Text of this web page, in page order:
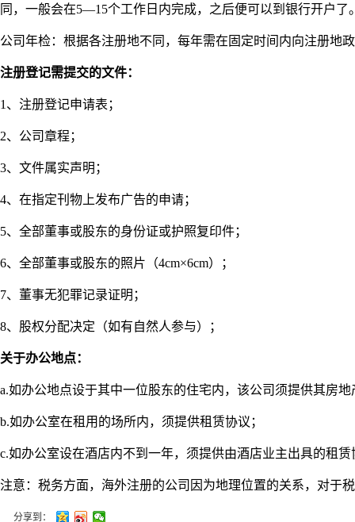
同，一般会在5—15个工作日内完成，之后便可以到银行开户了
公司年检：根据各注册地不同，每年需在固定时间内向注册地
注册登记需提交的文件：
1、注册登记申请表；
2、公司章程；
3、文件属实声明；
4、在指定刊物上发布广告的申请；
5、全部董事或股东的身份证或护照复印件；
6、全部董事或股东的照片（4cm×6cm）；
7、董事无犯罪记录证明；
8、股权分配决定（如有自然人参与）；
关于办公地点：
a.如办公地点设于其中一位股东的住宅内，该公司须提供其房
b.如办公室在租用的场所内，须提供租赁协议；
c.如办公室设在酒店内不到一年，须提供由酒店业主出具的租赁
注意：税务方面，海外注册的公司因为地理位置的关系，对于
分享到：